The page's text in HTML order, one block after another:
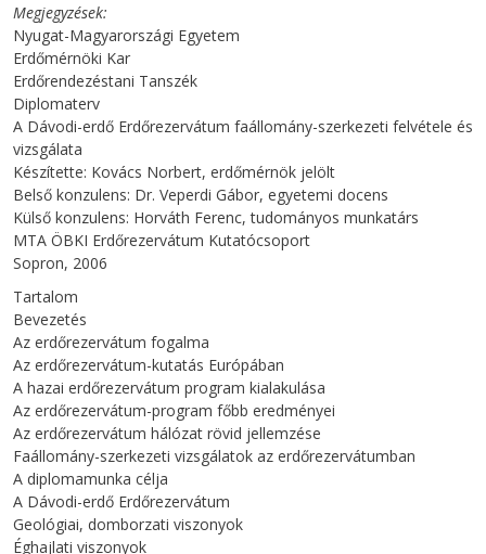
Megjegyzések
Nyugat-Magyarországi Egyetem
Erdőmérnöki Kar
Erdőrendezéstani Tanszék
Diplomaterv
A Dávodi-erdő Erdőrezervátum faállomány-szerkezeti felvétele és
vizsgálata
Készítette: Kovács Norbert, erdőmérnök jelölt
Belső konzulens: Dr. Veperdi Gábor, egyetemi docens
Külső konzulens: Horváth Ferenc, tudományos munkatárs
MTA ÖBKI Erdőrezervátum Kutatócsoport
Sopron, 2006
Tartalom
Bevezetés
Az erdőrezervátum fogalma
Az erdőrezervátum-kutatás Európában
A hazai erdőrezervátum program kialakulása
Az erdőrezervátum-program főbb eredményei
Az erdőrezervátum hálózat rövid jellemzése
Faállomány-szerkezeti vizsgálatok az erdőrezervátumban
A diplomamunka célja
A Dávodi-erdő Erdőrezervátum
Geológiai, domborzati viszonyok
Éghajlati viszonyok